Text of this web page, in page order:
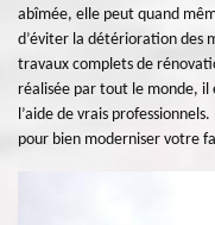
abîmée, elle peut quand
d’éviter la détérioration des
travaux complets de
réalisée par tout le monde,
l’aide de vrais
pour bien moderniser votre